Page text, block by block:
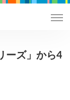
ーズ」から4